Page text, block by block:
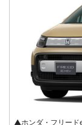
▲ホンダ・フリード